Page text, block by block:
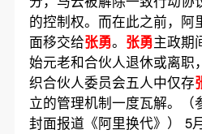
的控制权。而在此之前，阿
面移交给张勇。 张勇主政期
始元老和合伙人退休或离职
织合伙人委员会五人中仅存
立的管理机制一度瓦解。（
封面报道《阿里换代》）